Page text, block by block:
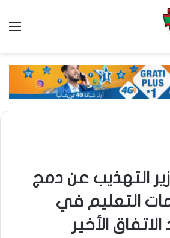
التهذيب عن دمج
التعليم في
الأخير